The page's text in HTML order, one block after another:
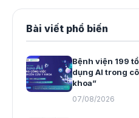
Bài viết phổ biến
Bệnh viện 199
dụng AI trong
khoa”
07/08/2026